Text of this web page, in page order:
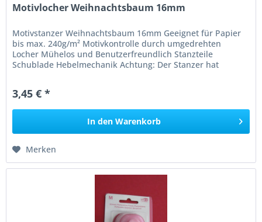
Motivlocher Weihnachtsbaum 16mm
Motivstanzer Weihnachtsbaum 16mm Geeignet für Papier
bis max. 240g/m² Motivkontrolle durch umgedrehten
Locher Mühelos und Benutzerfreundlich Stanzteile
Schublade Hebelmechanik Achtung: Der Stanzer hat
3,45 € *
In den Warenkorb
Merken